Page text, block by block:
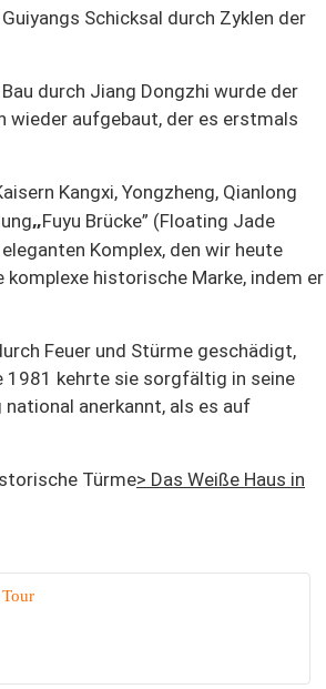
Schicksal durch Zyklen der
durch Jiang Dongzhi wurde der
wieder aufgebaut, der es erstmals
Kangxi, Yongzheng, Qianlong
„Fuyu Brücke” (Floating Jade
Komplex, den wir heute
komplexe historische Marke, indem er
Feuer und Stürme geschädigt,
1981 kehrte sie sorgfältig in seine
anerkannt, als es auf
Türme> Das Weiße Haus in